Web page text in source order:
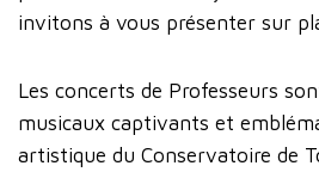
invitons à vous présenter sur
Les concerts de Professeurs
musicaux captivants et
artistique du Conservatoire de